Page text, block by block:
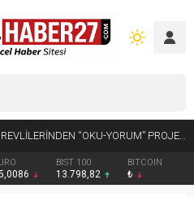
BIST 100
13.798,82
BITCOIN
₺